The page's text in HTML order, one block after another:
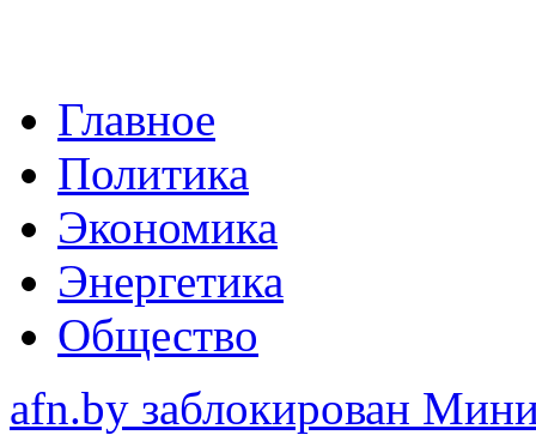
Главное
Политика
Экономика
Энергетика
Общество
afn.by заблокирован